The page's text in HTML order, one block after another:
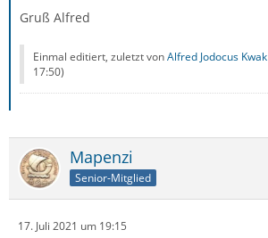
Gruß Alfred
Einmal editiert, zuletzt vonAlfred Jodocus Kwak
17:50)
Mapenzi
Senior-Mitglied
17. Juli 2021 um 19:15